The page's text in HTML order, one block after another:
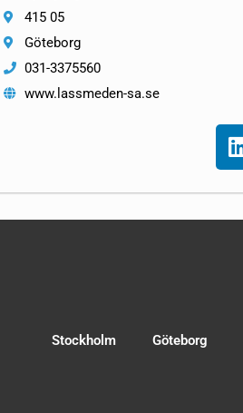
415 05
Göteborg
031-3375560
www.lassmeden-sa.se
Stockholm Göteborg